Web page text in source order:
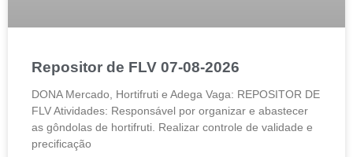
Repositor de FLV 07-08-2026
DONA Mercado, Hortifruti e Adega Vaga: REPOSITOR DE
FLV Atividades: Responsável por organizar e abastecer
as gôndolas de hortifruti. Realizar controle de validade e
precificação